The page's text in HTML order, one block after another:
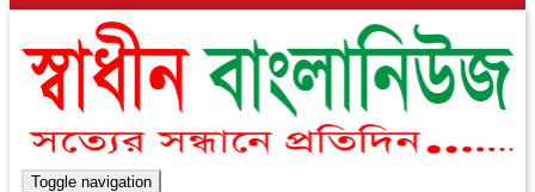
Toggle navigation